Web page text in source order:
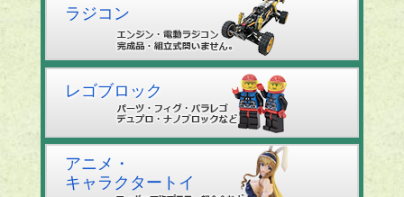
ラジコン
レゴブロック
アニメ・
キャラクタートイ